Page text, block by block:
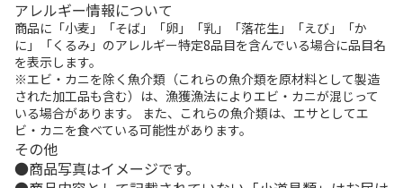
アレルギー情報について
商品に「小麦」「そば」「卵」「乳」「落花生」「えび」「か
に」「くるみ」のアレルギー特定8品目を含んでいる場合に品目名
を表示します。
※エビ・カニを除く魚介類（これらの魚介類を原材料として製造
された加工品も含む）は、漁獲漁法によりエビ・カニが混じって
いる場合があります。 また、これらの魚介類は、エサとしてエ
ビ・カニを食べている可能性があります。
その他
商品写真はイメージです。